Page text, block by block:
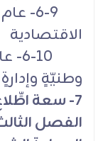
6-9-
الاقتصادية
6-
وطنيّةٍ
7- سعة اطِّلاع القائد
الفصل